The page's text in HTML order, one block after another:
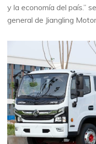
y la economía del país.”
general de Jiangling